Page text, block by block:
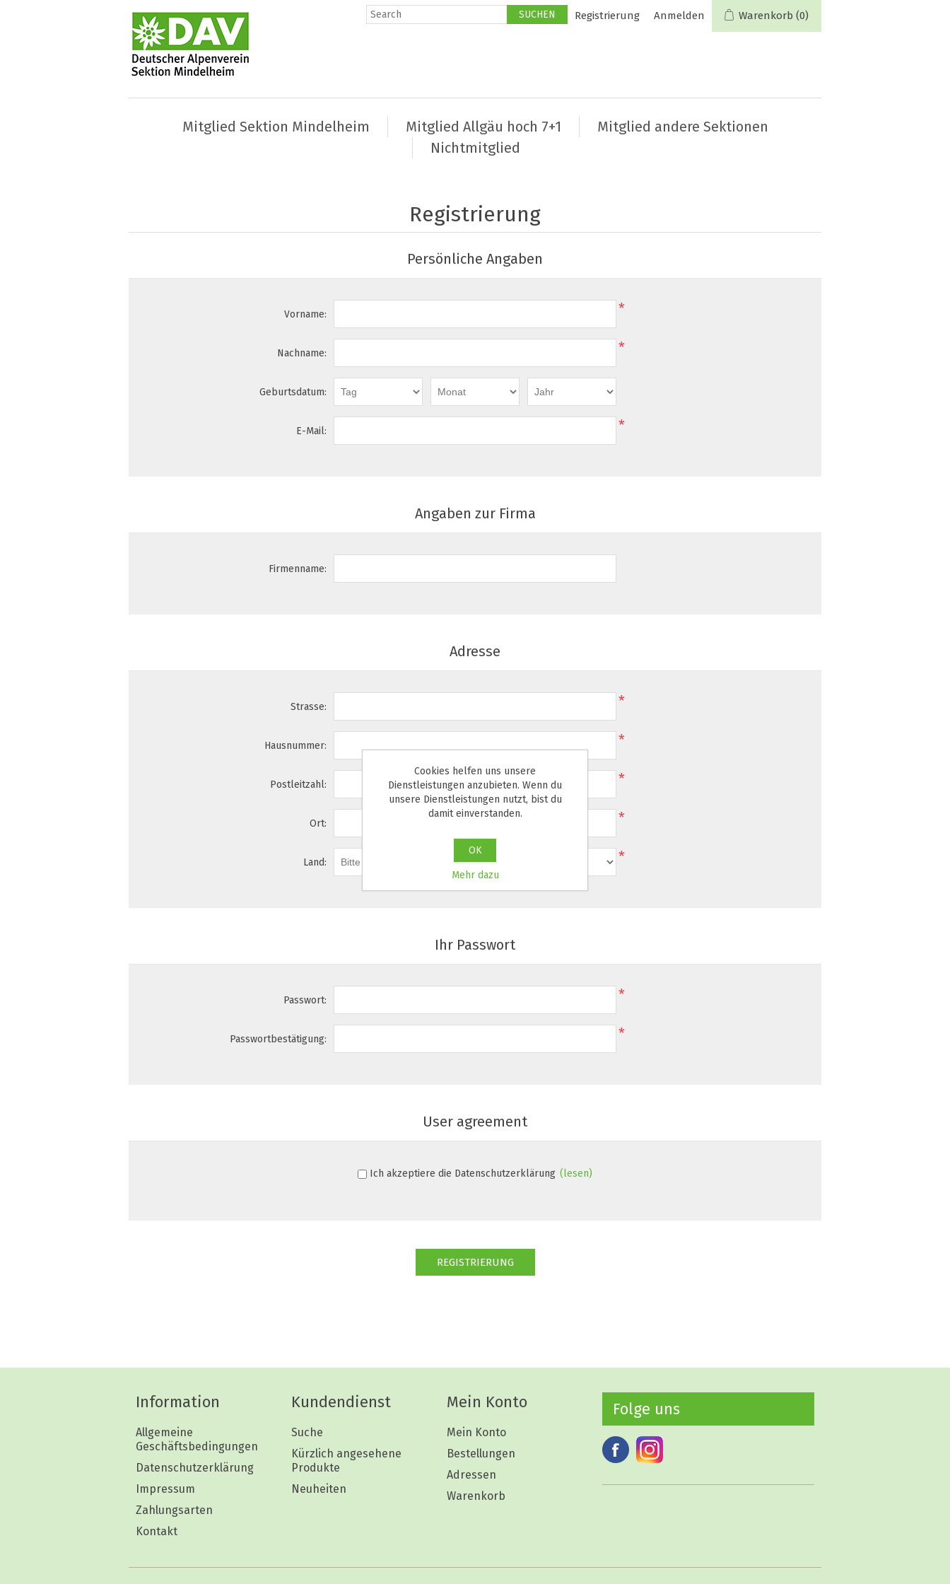
Registrierung Anmelden Warenkorb (0)
Mitglied Sektion Mindelheim Mitglied Allgäu hoch 7+1
Mitglied andere Sektionen
Nichtmitglied
Registrierung
Persönliche Angaben
Vorname: *
Nachname: *
Geburtsdatum:
E-Mail: *
Angaben zur Firma
Firmenname:
Adresse
Strasse: *
Hausnummer: *
Postleitzahl: *
Ort: *
Land: *
Ihr Passwort
Passwort: *
Passwortbestätigung: *
User agreement
Ich akzeptiere die Datenschutzerklärung (lesen)
Information
Allgemeine
Geschäftsbedingungen
Datenschutzerklärung
Impressum
Zahlungsarten
Kontakt
Kundendienst
Suche
Kürzlich angesehene
Produkte
Neuheiten
Mein Konto
Mein Konto
Bestellungen
Adressen
Warenkorb
Folge uns
Cookies helfen uns unsere
Dienstleistungen anzubieten. Wenn du
unsere Dienstleistungen nutzt, bist du
damit einverstanden.
OK
Mehr dazu